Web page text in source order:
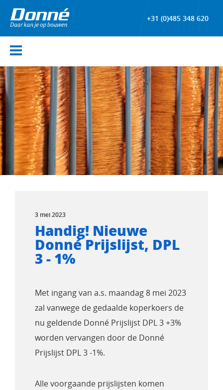
+31 (0)485 348 620
3 mei 2023
Handig! Nieuwe
Donné Prijslijst, DPL
3 - 1%
Met ingang van a.s. maandag 8 mei 2023
zal vanwege de gedaalde koperkoers de
nu geldende Donné Prijslijst DPL 3 +3%
worden vervangen door de Donné
Prijslijst DPL 3 -1%.
Alle voorgaande prijslijsten komen